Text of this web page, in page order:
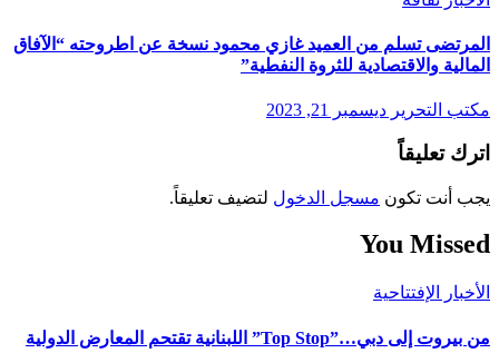
المرتضى تسلم من العميد غازي محمود نسخة عن اطروحته “الآفاق
المالية والاقتصادية للثروة النفطية”
مكتب التحرير ديسمبر 21, 2023
اترك تعليقاً
يجب أنت تكون مسجل الدخول لتضيف تعليقاً.
You Missed
الأخبار الإفتتاحية
من بيروت إلى دبي…”Top Stop” اللبنانية تقتحم المعارض الدولية